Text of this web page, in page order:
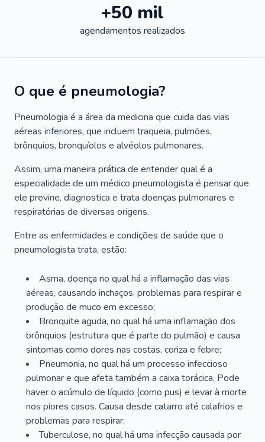
+50 mil
agendamentos realizados
O que é pneumologia?
Pneumologia é a área da medicina que cuida das vias
aéreas inferiores, que incluem traqueia, pulmões,
brônquios, bronquíolos e alvéolos pulmonares.
Assim, uma maneira prática de entender qual é a
especialidade de um médico pneumologista é pensar que
ele previne, diagnostica e trata doenças pulmonares e
respiratórias de diversas origens.
Entre as enfermidades e condições de saúde que o
pneumologista trata, estão:
Asma, doença no qual há a inflamação das vias
aéreas, causando inchaços, problemas para respirar e
produção de muco em excesso;
Bronquite aguda, no qual há uma inflamação dos
brônquios (estrutura que é parte do pulmão) e causa
sintomas como dores nas costas, coriza e febre;
Pneumonia, no qual há um processo infeccioso
pulmonar e que afeta também a caixa torácica. Pode
haver o acúmulo de líquido (como pus) e levar à morte
nos piores casos. Causa desde catarro até calafrios e
problemas para respirar;
Tuberculose, no qual há uma infecção causada por